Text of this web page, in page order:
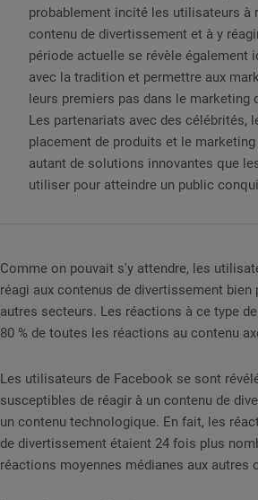
probablement incité les utilisateurs à
contenu de divertissement et à y
période actuelle se révèle également
avec la tradition et permettre aux
leurs premiers pas dans le marketing
Les partenariats avec des célébrités,
placement de produits et le
autant de solutions innovantes que
utiliser pour atteindre un public
Comme on pouvait s'y attendre, les
réagi aux contenus de divertissement bien
autres secteurs. Les réactions à ce type
80 % de toutes les réactions au contenu
Les utilisateurs de Facebook se sont
susceptibles de réagir à un contenu de
un contenu technologique. En fait, les
de divertissement étaient 24 fois plus
réactions moyennes médianes aux autres